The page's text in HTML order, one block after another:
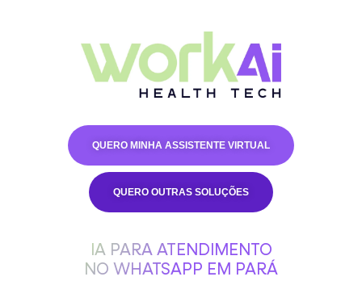
QUERO MINHA ASSISTENTE VIRTUAL
QUERO OUTRAS SOLUÇÕES
IA PARA ATENDIMENTO
NO WHATSAPP EM PARÁ